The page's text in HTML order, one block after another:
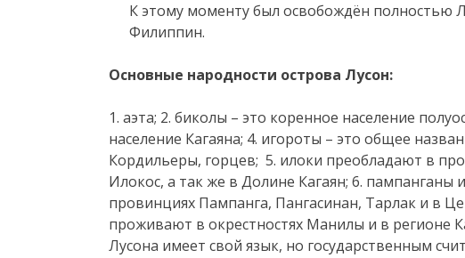
К этому моменту был освобождён полностью
Филиппин.
Основные народности острова Лусон:
1. аэта; 2. биколы – это коренное население
население Кагаяна; 4. игороты – это общее
Кордильеры, горцев; 5. илоки преобладают в
Илокос, а так же в Долине Кагаян; 6. пампанганы
провинциях Пампанга, Пангасинан, Тарлак и в
проживают в окрестностях Манилы и в регионе
Лусона имеет свой язык, но государственным